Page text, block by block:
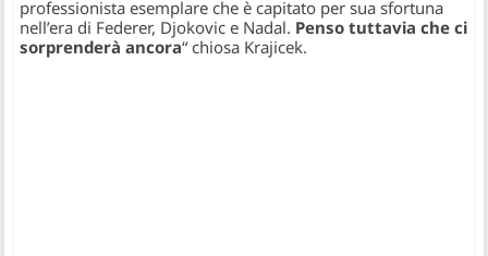
professionista esemplare che è capitato per sua sfortuna
nell’era di Federer, Djokovic e Nadal. Penso tuttavia che ci
sorprenderà ancora“ chiosa Krajicek.